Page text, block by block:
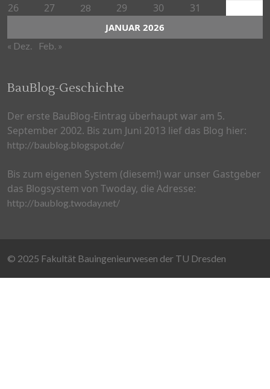
JANUAR 2026
26
27 28 29 30 31
« Dez. Feb. »
BauBlog-Geschichte
Der erste BauBlog-Eintrag überhaupt war am 5.
September 2002. Bis zum Juni 2013 lief das Blog hier:
http://baublog.blogspot.de/
Bis zum eigenen System (diesem!) war unser Gastgeber
das Blogsystem von Twoday, die Adresse:
http://baublog.twoday.net/
© 2025 Fakultät Bauingenieurwesen der TU Dresden